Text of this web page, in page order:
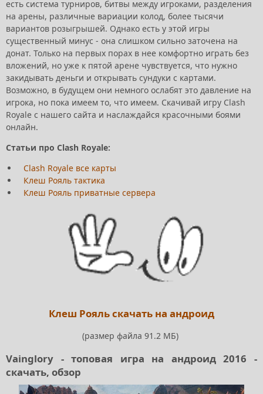
есть система турниров, битвы между игроками, разделения
на арены, различные вариации колод, более тысячи
вариантов розыгрышей. Однако есть у этой игры
существенный минус - она слишком сильно заточена на
донат. Только на первых порах в нее комфортно играть без
вложений, но уже к пятой арене чувствуется, что нужно
закидывать деньги и открывать сундуки с картами.
Возможно, в будущем они немного ослабят это давление на
игрока, но пока имеем то, что имеем. Скачивай игру Clash
Royale с нашего сайта и наслаждайся красочными боями
онлайн.
Статьи про Clash Royale:
Clash Royale все карты
Клеш Рояль тактика
Клеш Рояль приватные сервера
Клеш Рояль скачать на андроид
(размер файла 91.2 МБ)
Vainglory - топовая игра на андроид 2016 -
скачать, обзор